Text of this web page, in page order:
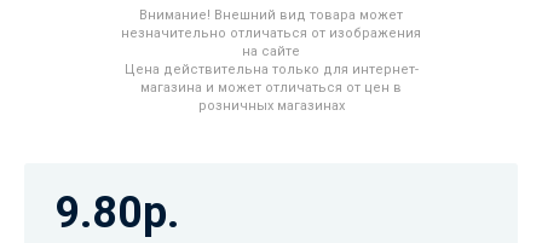
Внимание! Внешний вид товара может
незначительно отличаться от изображения
на сайте
Цена действительна только для интернет-
магазина и может отличаться от цен в
розничных магазинах
9.80р.